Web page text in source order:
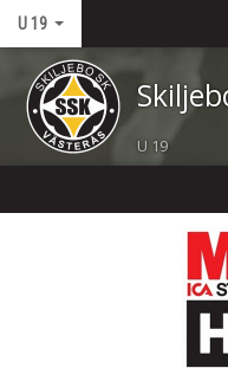
U 19
U 19